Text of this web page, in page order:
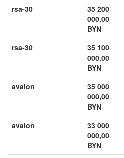
rsa-30
35 200
000,00
BYN
rsa-30
35 100
000,00
BYN
avalon
35 000
000,00
BYN
avalon
33 000
000,00
BYN